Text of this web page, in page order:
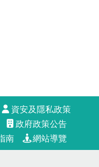
資安及隱私政策
政府政策公告
南 網站導覽